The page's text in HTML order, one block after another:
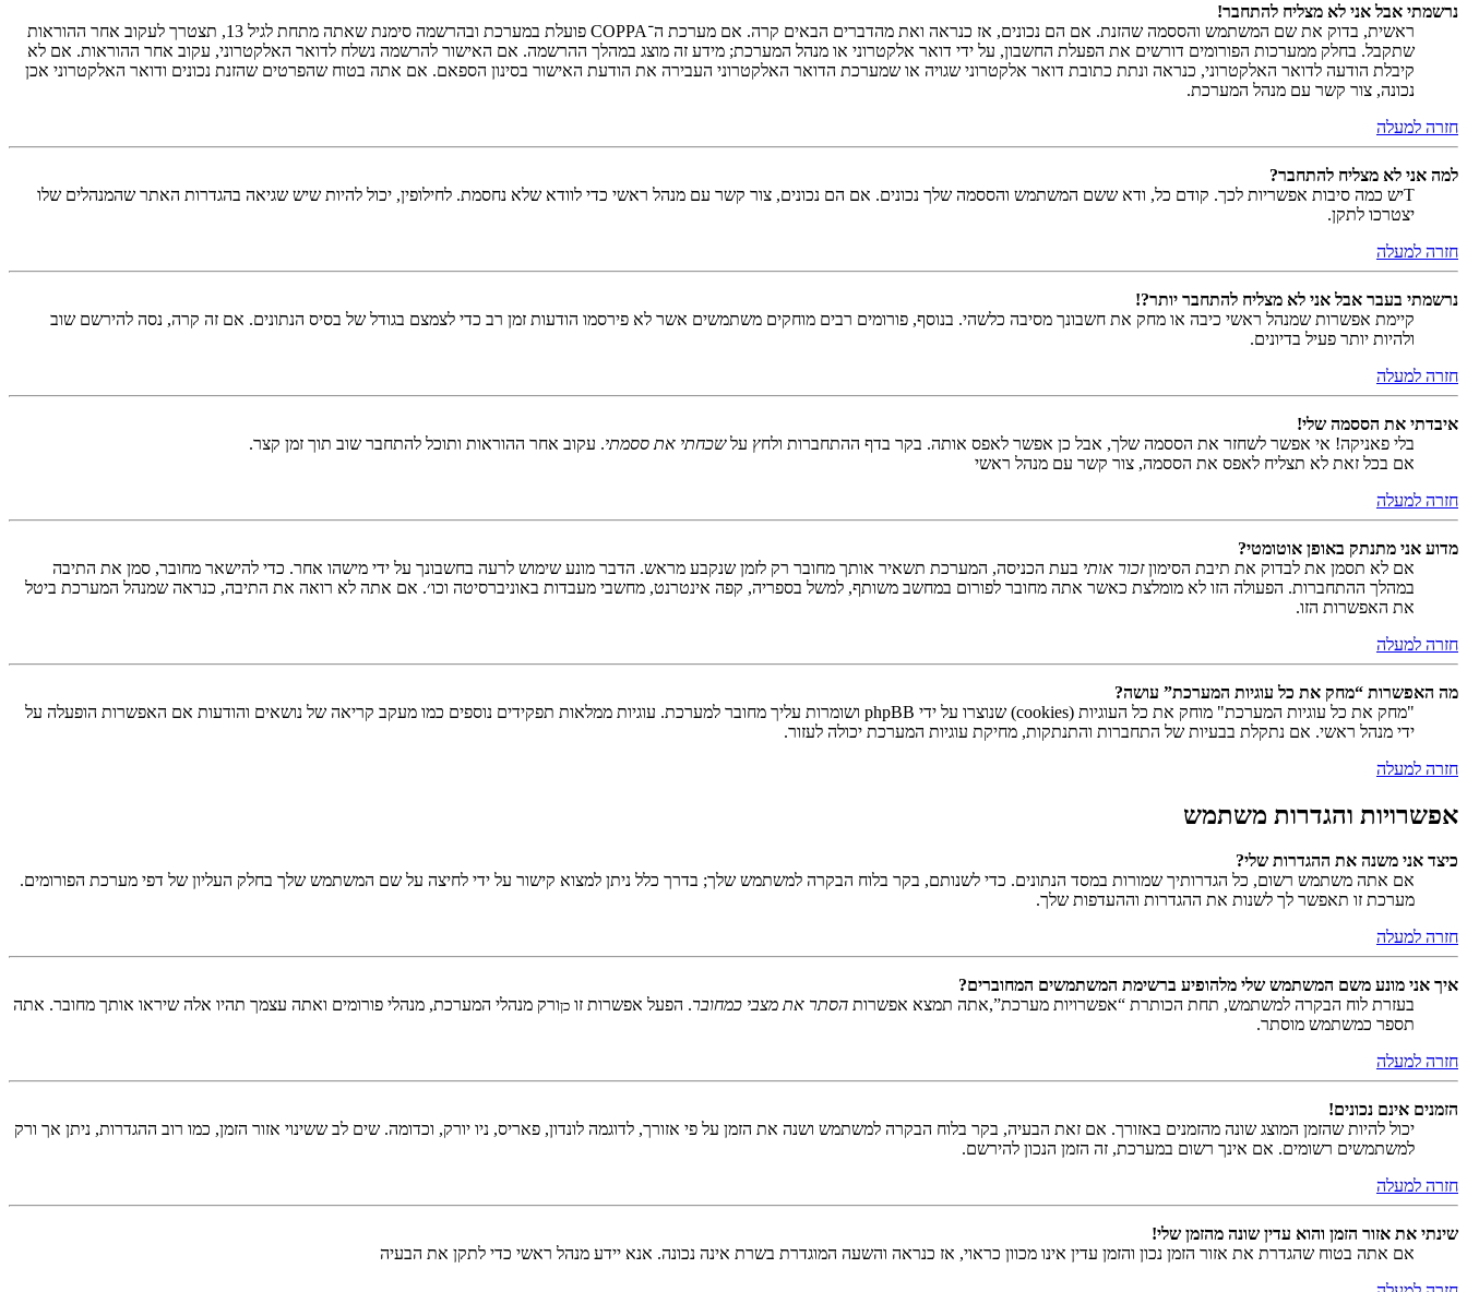
נרשמתי אבל אני לא מצליח להתחבר!
ראשית, בדוק את שם המשתמש והססמה שהזנת. אם הם נכונים, אז כנראה ואת מהדברים הבאים קרה. אם מערכת ה־COPPA פועלת במערכת ובהרשמה סימנת שאתה מתחת לגיל 13, תצטרך לעקוב אחר ההוראות
שתקבל. בחלק ממערכות הפורומים דורשים את הפעלת החשבון, על ידי דואר אלקטרוני או מנהל המערכת; מידע זה מוצג במהלך ההרשמה. אם האישור להרשמה נשלח לדואר האלקטרוני, עקוב אחר ההוראות. אם לא
קיבלת הודעה לדואר האלקטרוני, כנראה ונתת כתובת דואר אלקטרוני שגויה או שמערכת הדואר האלקטרוני העבירה את הודעת האישור בסינון הספאם. אם אתה בטוח שהפרטים שהזנת נכונים ודואר האלקטרוני אכן
נכונה, צור קשר עם מנהל המערכת.
חזרה למעלה
למה אני לא מצליח להתחבר?
Tיש כמה סיבות אפשריות לכך. קודם כל, ודא ששם המשתמש והססמה שלך נכונים. אם הם נכונים, צור קשר עם מנהל ראשי כדי לוודא שלא נחסמת. לחילופין, יכול להיות שיש שגיאה בהגדרות האתר שהמנהלים שלו
יצטרכו לתקן.
חזרה למעלה
נרשמתי בעבר אבל אני לא מצליח להתחבר יותר?!
קיימת אפשרות שמנהל ראשי כיבה או מחק את חשבונך מסיבה כלשהי. בנוסף, פורומים רבים מוחקים משתמשים אשר לא פירסמו הודעות זמן רב כדי לצמצם בגודל של בסיס הנתונים. אם זה קרה, נסה להירשם שוב
ולהיות יותר פעיל בדיונים.
חזרה למעלה
איבדתי את הססמה שלי!
בלי פאניקה! אי אפשר לשחזר את הססמה שלך, אבל כן אפשר לאפס אותה. בקר בדף ההתחברות ולחץ עלשכחתי את ססמתי. עקוב אחר ההוראות ותוכל להתחבר שוב תוך זמן קצר.
אם בכל זאת לא תצליח לאפס את הססמה, צור קשר עם מנהל ראשי
חזרה למעלה
מדוע אני מתנתק באופן אוטומטי?
אם לא תסמן את לבדוק את תיבת הסימוןזכור אותי בעת הכניסה, המערכת תשאיר אותך מחובר רק לזמן שנקבע מראש. הדבר מונע שימוש לרעה בחשבונך על ידי מישהו אחר. כדי להישאר מחובר, סמן את התיבה
במהלך ההתחברות. הפעולה הזו לא מומלצת כאשר אתה מחובר לפורום במחשב משותף, למשל בספריה, קפה אינטרנט, מחשבי מעבדות באוניברסיטה וכו׳. אם אתה לא רואה את התיבה, כנראה שמנהל המערכת ביטל
את האפשרות הזו.
חזרה למעלה
מה האפשרות “מחק את כל עוגיות המערכת” עושה?
"מחק את כל עוגיות המערכת" מוחק את כל העוגיות (cookies) שנוצרו על ידי phpBB ושומרות עליך מחובר למערכת. עוגיות ממלאות תפקידים נוספים כמו מעקב קריאה של נושאים והודעות אם האפשרות הופעלה על
ידי מנהל ראשי. אם נתקלת בבעיות של התחברות והתנתקות, מחיקת עוגיות המערכת יכולה לעזור.
חזרה למעלה
אפשרויות והגדרות משתמש
כיצד אני משנה את ההגדרות שלי?
אם אתה משתמש רשום, כל הגדרותיך שמורות במסד הנתונים. כדי לשנותם, בקר בלוח הבקרה למשתמש שלך; בדרך כלל ניתן למצוא קישור על ידי לחיצה על שם המשתמש שלך בחלק העליון של דפי מערכת הפורומים.
מערכת זו תאפשר לך לשנות את ההגדרות וההעדפות שלך.
חזרה למעלה
איך אני מונע משם המשתמש שלי מלהופיע ברשימת המשתמשים המחוברים?
בעזרת לוח הבקרה למשתמש, תחת הכותרת “אפשרויות מערכת”,אתה תמצא אפשרות הסתר את מצבי כמחובר. הפעל אפשרות זו כןורק מנהלי המערכת, מנהלי פורומים ואתה עצמך תהיו אלה שיראו אותך מחובר. אתה
תספר כמשתמש מוסתר.
חזרה למעלה
הזמנים אינם נכונים!
יכול להיות שהזמן המוצג שונה מהזמנים באזורך. אם זאת הבעיה, בקר בלוח הבקרה למשתמש ושנה את הזמן על פי אזורך, לדוגמה לונדון, פאריס, ניו יורק, וכדומה. שים לב ששינוי אזור הזמן, כמו רוב ההגדרות, ניתן אך ורק
למשתמשים רשומים. אם אינך רשום במערכת, זה הזמן הנכון להירשם.
חזרה למעלה
שינתי את אזור הזמן והוא עדין שונה מהזמן שלי!
אם אתה בטוח שהגדרת את אזור הזמן נכון והזמן עדין אינו מכוון כראוי, אז כנראה והשעה המוגדרת בשרת אינה נכונה. אנא יידע מנהל ראשי כדי לתקן את הבעיה